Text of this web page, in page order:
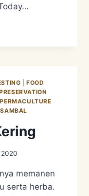
|FOOD
PERMACULTURE
2020
memanen
serta herba.